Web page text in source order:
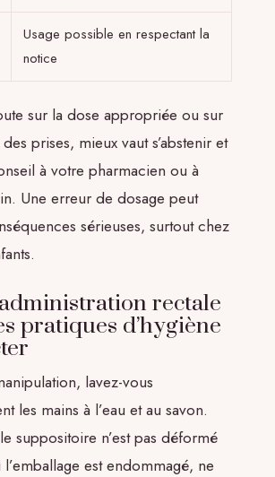
Usage possible en respectant la
notice
sur la dose appropriée ou sur
prises, mieux vaut s’abstenir et
à votre pharmacien ou à
Une erreur de dosage peut
sérieuses, surtout chez
rectale
pratiques d’hygiène
lavez-vous
les mains à l’eau et au savon.
suppositoire n’est pas déformé
est endommagé, ne